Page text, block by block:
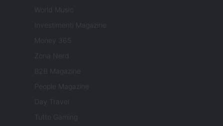
World Music
Investimenti Magazine
Money 365
Zona Nerd
B2B Magazine
People Magazine
Day Travel
Tutto Gaming